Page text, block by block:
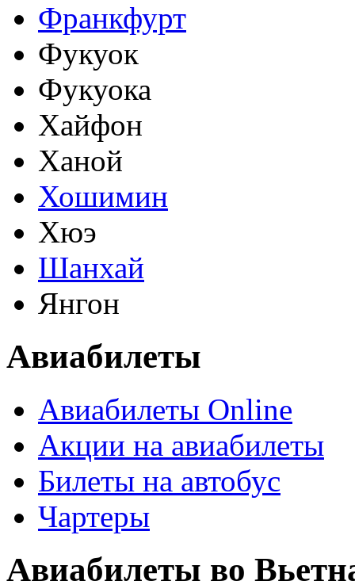
Франкфурт
Фукуок
Фукуока
Хайфон
Ханой
Хошимин
Хюэ
Шанхай
Янгон
Авиабилеты
Авиабилеты Online
Акции на авиабилеты
Билеты на автобус
Чартеры
Авиабилеты во